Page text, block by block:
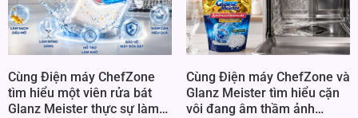
Cùng Điện máy ChefZone
tìm hiểu một viên rửa bát
Glanz Meister thực sự làm
Cùng Điện máy ChefZone và
Glanz Meister tìm hiểu cặn
vôi đang âm thầm ảnh